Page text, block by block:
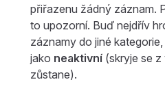
přiřazenu žádný záznam.
to upozorní. Buď nejdřív
záznamy do jiné
jako neaktivní (skryje se z
zůstane).